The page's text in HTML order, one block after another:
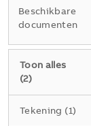
Beschikbare
documenten
Toon alles
(2)
Tekening (1)